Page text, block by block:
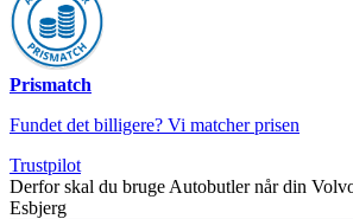
Prismatch
Fundet det billigere? Vi matcher prisen
Trustpilot
Derfor skal du bruge Autobutler når din
Esbjerg